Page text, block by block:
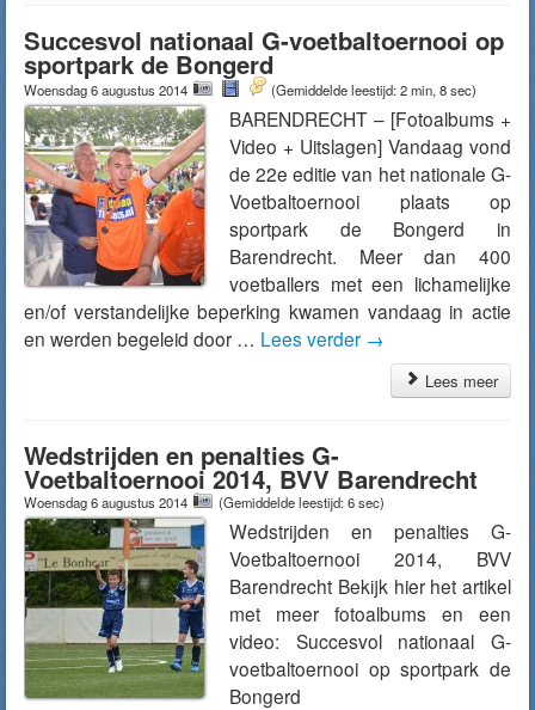
Succesvol nationaal G-voetbaltoernooi op
sportpark de Bongerd
Woensdag 6 augustus 2014 (Gemiddelde leestijd: 2 min, 8 sec)
BARENDRECHT – [Fotoalbums +
Video + Uitslagen] Vandaag vond
de 22e editie van het nationale G-
Voetbaltoernooi plaats op
sportpark de Bongerd in
Barendrecht. Meer dan 400
voetballers met een lichamelijke
en/of verstandelijke beperking kwamen vandaag in actie
en werden begeleid door … Lees verder →
Lees meer
Wedstrijden en penalties G-
Voetbaltoernooi 2014, BVV Barendrecht
Woensdag 6 augustus 2014 (Gemiddelde leestijd: 6 sec)
Wedstrijden en penalties G-
Voetbaltoernooi 2014, BVV
Barendrecht Bekijk hier het artikel
met meer fotoalbums en een
video: Succesvol nationaal G-
voetbaltoernooi op sportpark de
Bongerd